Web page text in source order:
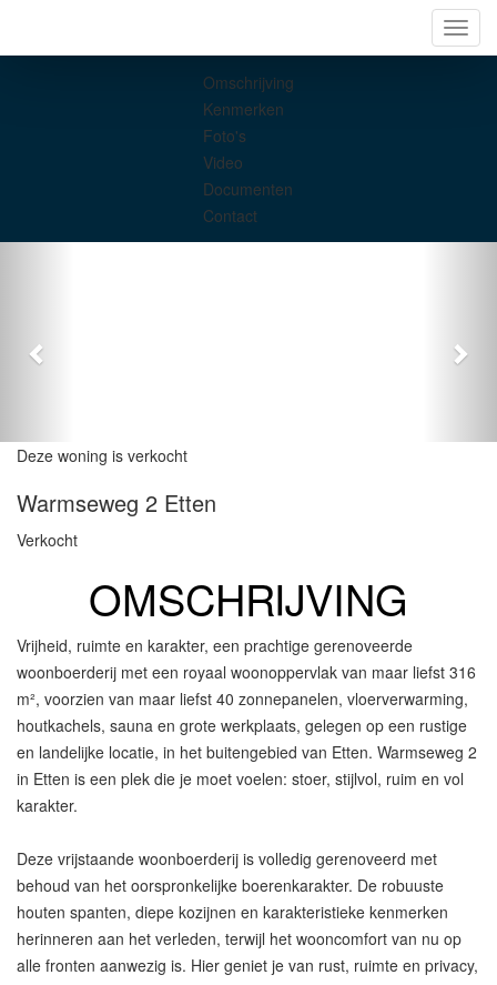
Omschrijving
Kenmerken
Foto's
Video
Documenten
Contact
Deze woning is verkocht
Warmseweg 2 Etten
Verkocht
OMSCHRIJVING
Vrijheid, ruimte en karakter, een prachtige gerenoveerde
woonboerderij met een royaal woonoppervlak van maar liefst 316
m², voorzien van maar liefst 40 zonnepanelen, vloerverwarming,
houtkachels, sauna en grote werkplaats, gelegen op een rustige
en landelijke locatie, in het buitengebied van Etten. Warmseweg 2
in Etten is een plek die je moet voelen: stoer, stijlvol, ruim en vol
karakter.
Deze vrijstaande woonboerderij is volledig gerenoveerd met
behoud van het oorspronkelijke boerenkarakter. De robuuste
houten spanten, diepe kozijnen en karakteristieke kenmerken
herinneren aan het verleden, terwijl het wooncomfort van nu op
alle fronten aanwezig is. Hier geniet je van rust, ruimte en privacy,